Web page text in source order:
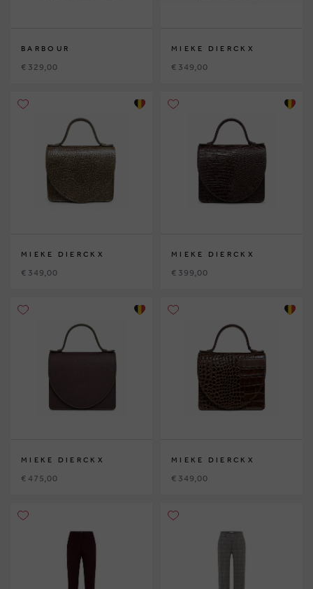
BARBOUR
€ 329,00
MIEKE DIERCKX
€ 349,00
MIEKE DIERCKX
€ 349,00
MIEKE DIERCKX
€ 399,00
MIEKE DIERCKX
€ 475,00
MIEKE DIERCKX
€ 349,00